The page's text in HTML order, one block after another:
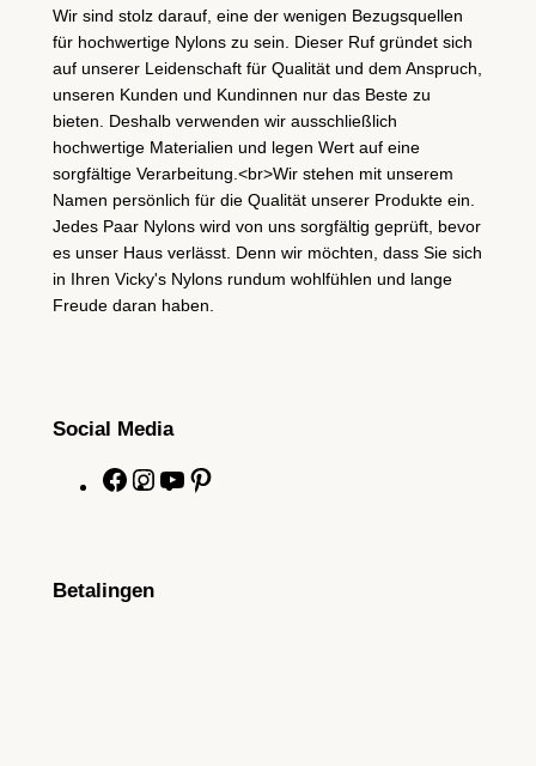
Wir sind stolz darauf, eine der wenigen Bezugsquellen
für hochwertige Nylons zu sein. Dieser Ruf gründet sich
auf unserer Leidenschaft für Qualität und dem Anspruch,
unseren Kunden und Kundinnen nur das Beste zu
bieten. Deshalb verwenden wir ausschließlich
hochwertige Materialien und legen Wert auf eine
sorgfältige Verarbeitung.<br>Wir stehen mit unserem
Namen persönlich für die Qualität unserer Produkte ein.
Jedes Paar Nylons wird von uns sorgfältig geprüft, bevor
es unser Haus verlässt. Denn wir möchten, dass Sie sich
in Ihren Vicky's Nylons rundum wohlfühlen und lange
Freude daran haben.
Social Media
F
b
I
Y
Betalingen